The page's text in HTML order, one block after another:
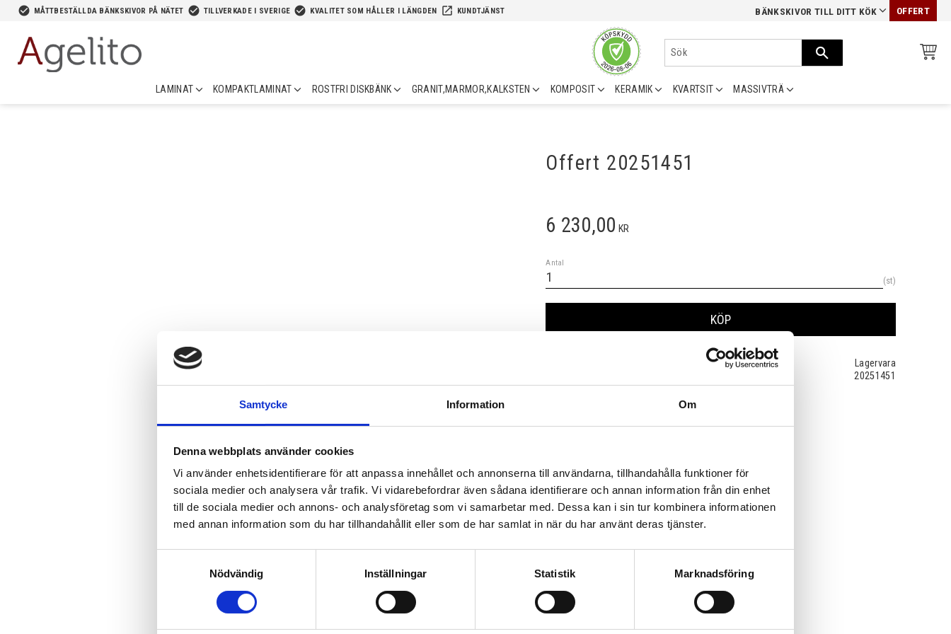
Samtycke Information Om
Denna webbplats använder cookies
Vi använder enhetsidentifierare för att anpassa innehållet och annonserna till användarna, tillhandahålla funktioner för
sociala medier och analysera vår trafik. Vi vidarebefordrar även sådana identifierare och annan information från din enhet
till de sociala medier och annons- och analysföretag som vi samarbetar med. Dessa kan i sin tur kombinera informationen
med annan information som du har tillhandahållit eller som de har samlat in när du har använt deras tjänster.
Nödvändig
Inställningar Statistik Marknadsföring
check_circle MÅTTBESTÄLLDA BÄNKSKIVOR PÅ NÄTET check_circle TILLVERKADE I SVERIGE check_circle KVALITET SOM HÅLLER I LÄNGDEN launch KUNDTJÄNST BÄNKSKIVOR TILL DITT KÖK OFFERT
LAMINAT KOMPAKTLAMINAT ROSTFRI DISKBÄNK GRANIT,MARMOR,KALKSTEN KOMPOSIT KERAMIK KVARTSIT MASSIVTRÄ
Offert 20251451
6 230,00 KR
Antal
st
KÖP
Lagervara
20251451